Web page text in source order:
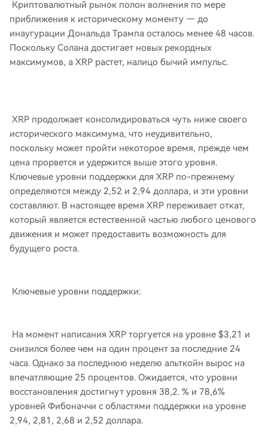
Криптовалютный рынок полон волнения по мере
приближения к историческому моменту — до
инаугурации Дональда Трампа осталось менее 48 часов.
Поскольку Солана достигает новых рекордных
максимумов, а XRP растет, налицо бычий импульс.
XRP продолжает консолидироваться чуть ниже своего
исторического максимума, что неудивительно,
поскольку может пройти некоторое время, прежде чем
цена прорвется и удержится выше этого уровня.
Ключевые уровни поддержки для XRP по-прежнему
определяются между 2,52 и 2,94 доллара, и эти уровни
составляют. В настоящее время XRP переживает откат,
который является естественной частью любого ценового
движения и может предоставить возможность для
будущего роста.
Ключевые уровни поддержки:
На момент написания XRP торгуется на уровне $3,21 и
снизился более чем на один процент за последние 24
часа. Однако за последнюю неделю альткойн вырос на
впечатляющие 25 процентов. Ожидается, что уровни
восстановления достигнут уровня 38,2. % и 78,6%
уровней Фибоначчи с областями поддержки на уровне
2,94, 2,81, 2,68 и 2,52 доллара.